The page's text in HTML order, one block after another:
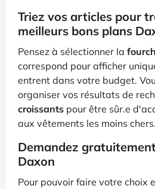
Triez vos articles pour
meilleurs bons plans
Pensez à sélectionner la
correspond pour afficher
entrent dans votre budget.
organiser vos résultats de
croissants pour être sûr.e
aux vêtements les moins chers.
Demandez
Daxon
Pour pouvoir faire votre choix